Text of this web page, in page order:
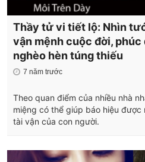
Thầy tử vi tiết lộ: Nhìn
vận mệnh cuộc đời,
nghèo hèn túng thiếu
7 năm trước
Theo quan điểm của nhiều nhà
miệng có thể giúp báo hiệu được
tài vận của con người.